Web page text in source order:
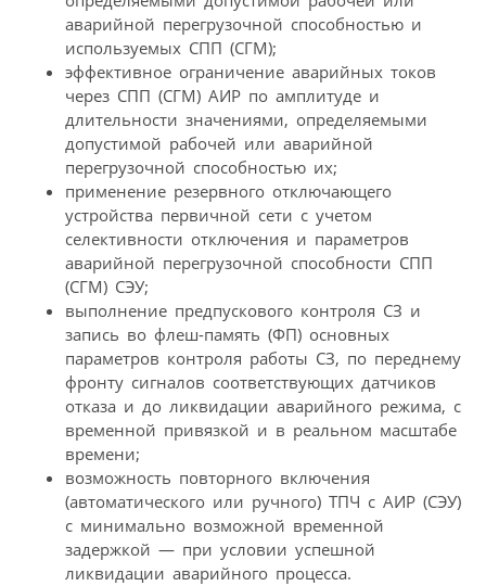
аварийной перегрузочной способностью и
используемых СПП (СГМ);
эффективное ограничение аварийных токов
через СПП (СГМ) АИР по амплитуде и
длительности значениями, определяемыми
допустимой рабочей или аварийной
перегрузочной способностью их;
применение резервного отключающего
устройства первичной сети с учетом
селективности отключения и параметров
аварийной перегрузочной способности СПП
(СГМ) СЭУ;
выполнение предпускового контроля СЗ и
запись во флеш-память (ФП) основных
параметров контроля работы СЗ, по переднему
фронту сигналов соответствующих датчиков
отказа и до ликвидации аварийного режима, с
временной привязкой и в реальном масштабе
времени;
возможность повторного включения
(автоматического или ручного) ТПЧ с АИР (СЭУ)
с минимально возможной временной
задержкой — при условии успешной
ликвидации аварийного процесса.